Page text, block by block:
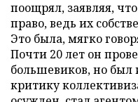
поощрял, заявляя,
право, ведь их
Это была, мягко
Почти 20 лет он
большевиков, но был
критику